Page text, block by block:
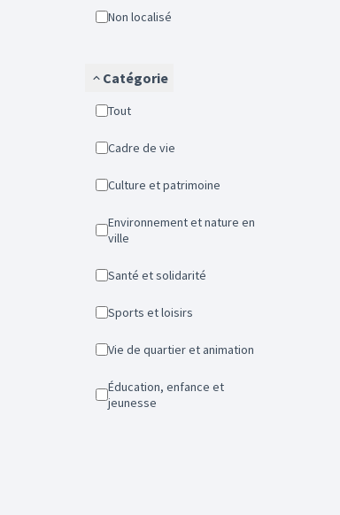
Non localisé
Catégorie
Tout
Cadre de vie
Culture et patrimoine
Environnement et nature en
ville
Santé et solidarité
Sports et loisirs
Vie de quartier et animation
Éducation, enfance et
jeunesse